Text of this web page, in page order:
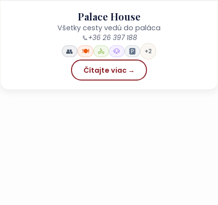
Palace House
Všetky cesty vedú do paláca
📞+36 26 397 188
👥 🍽️ 🚴 🐶 🅿️ +2
Čítajte viac →